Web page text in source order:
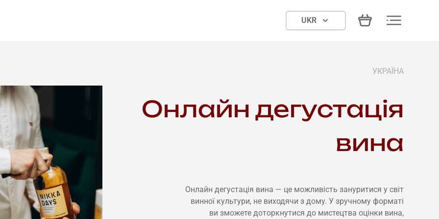
UKR
УКРАЇНА
Онлайн дегустація
вина
Онлайн дегустація вина — це можливість зануритися у світ
винної культури, не виходячи з дому. У зручному форматі
ви зможете доторкнутися до мистецтва оцінки вина,